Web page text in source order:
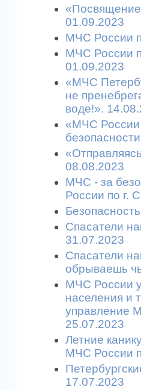
01.09.2023
МЧС России
МЧС России
01.09.2023
«МЧС
не
воде!».
«МЧС России
08.08.2023
МЧС - за
России по г.
Спасатели
31.07.2023
Спасатели
обрываешь
МЧС России
населения и
управление
25.07.2023
Летние
МЧС России
17.07.2023